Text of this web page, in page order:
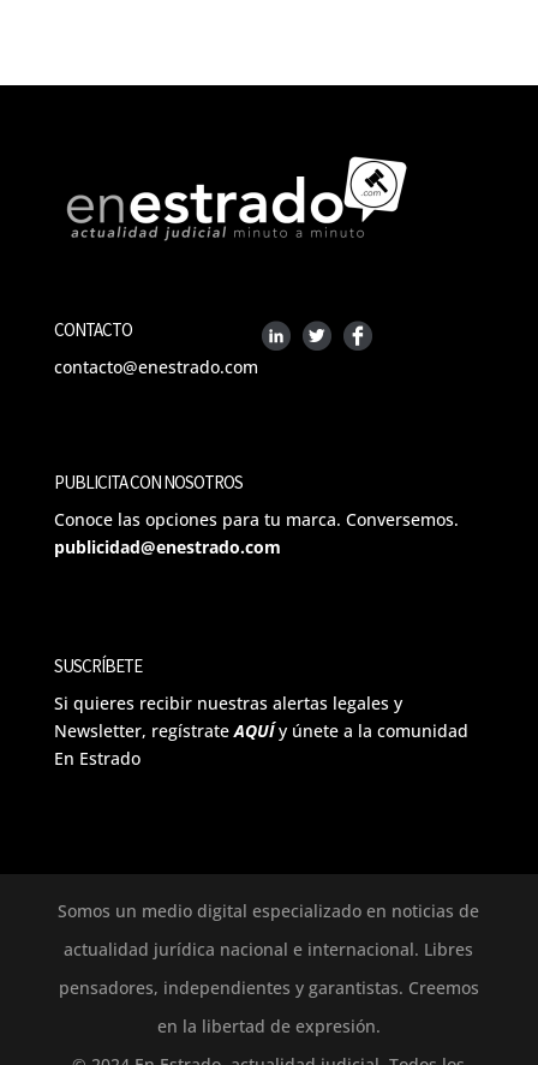
CONTACTO
contacto@enestrado.com
PUBLICITA CON NOSOTROS
Conoce las opciones para tu marca. Conversemos.
publicidad@enestrado.com
SUSCRÍBETE
Si quieres recibir nuestras alertas legales y
Newsletter, regístrateAQUÍ y únete a la comunidad
En Estrado
Somos un medio digital especializado en noticias de
actualidad jurídica nacional e internacional. Libres
pensadores, independientes y garantistas. Creemos
en la libertad de expresión.